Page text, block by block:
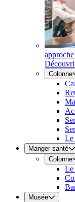
Colonne
Le
Manger santé
Colonne
Musée